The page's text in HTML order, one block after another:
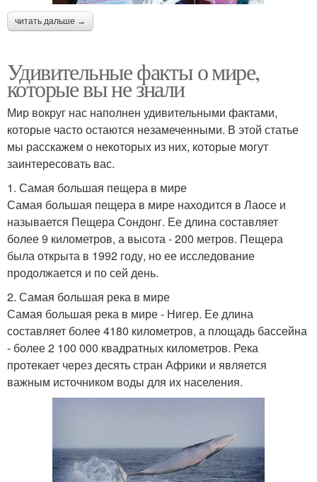
читать дальше →
Удивительные факты о мире,
которые вы не знали
Мир вокруг нас наполнен удивительными фактами,
которые часто остаются незамеченными. В этой статье
мы расскажем о некоторых из них, которые могут
заинтересовать вас.
1. Самая большая пещера в мире
Самая большая пещера в мире находится в Лаосе и
называется Пещера Сондонг. Ее длина составляет
более 9 километров, а высота - 200 метров. Пещера
была открыта в 1992 году, но ее исследование
продолжается и по сей день.
2. Самая большая река в мире
Самая большая река в мире - Нигер. Ее длина
составляет более 4180 километров, а площадь бассейна
- более 2 100 000 квадратных километров. Река
протекает через десять стран Африки и является
важным источником воды для их населения.